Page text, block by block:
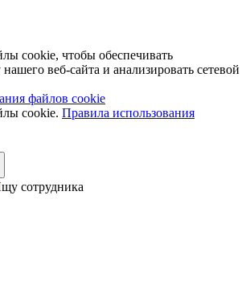
cookie, чтобы обеспечивать
веб-сайта и анализировать сетевой
файлов cookie
cookie. Правила использования
сотрудника